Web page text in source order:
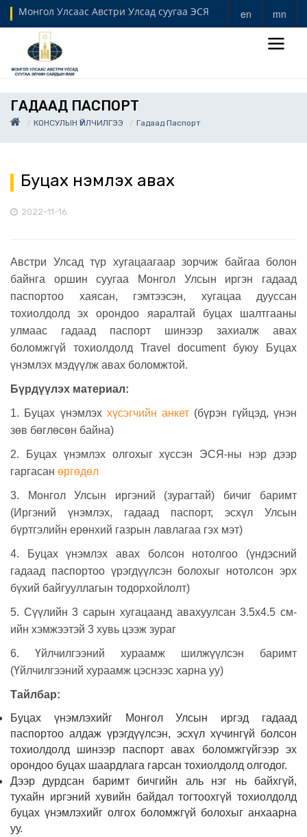
Монгол Улсаас Австри Улсад суугаа ЭСЯ en mn
ГАДААД ПАСПОРТ
КОНСУЛЫН ҮЙЛЧИЛГЭЭ Гадаад Паспорт
Буцах үнэмлэх авах
2022-11-16
Австри Улсад түр хугацаагаар зорчиж байгаа болон
байнга оршин суугаа Монгол Улсын иргэн гадаад
паспортоо хаясан, гэмтээсэн, хугацаа дууссан
тохиолдолд эх орондоо яаралтай буцах шалтгааны
улмаас гадаад паспорт шинээр захиалж авах
боломжгүй тохиолдолд Travel document буюу Буцах
үнэмлэх мэдүүлж авах боломжтой.
Бүрдүүлэх материал:
1. Буцах үнэмлэх хүсэгчийн анкет (бүрэн гүйцэд, үнэн
зөв бөглөсөн байна)
2. Буцах үнэмлэх олгохыг хүссэн ЭСЯ-ны нэр дээр
гаргасан өргөдөл
3. Монгол Улсын иргэний (зурагтай) бичиг баримт
(Иргэний үнэмлэх, гадаад паспорт, эсхүл Улсын
бүртгэлийн ерөнхий газрын лавлагаа гэх мэт)
4. Буцах үнэмлэх авах болсон нотолгоо (үндэсний
гадаад паспортоо үрэгдүүлсэн болохыг нотолсон эрх
бүхий байгууллагын тодорхойлолт)
5. Сүүлийн 3 сарын хугацаанд авахуулсан 3.5х4.5 см-
ийн хэмжээтэй 3 хувь цээж зураг
6. Үйлчилгээний хураамж шилжүүлсэн баримт
(Үйлчилгээний хураамж цэснээс харна уу)
Тайлбар:
Буцах үнэмлэхийг Монгол Улсын иргэд гадаад
паспортоо алдаж үрэгдүүлсэн, эсхүл хүчингүй болсон
тохиолдолд шинээр паспорт авах боломжгүйгээр эх
орондоо буцах шаардлага гарсан тохиолдолд олгодог.
Дээр дурдсан баримт бичгийн аль нэг нь байхгүй,
тухайн иргэний хувийн байдал тогтоохгүй тохиолдолд
буцах үнэмлэхийг олгох боломжгүй болохыг анхаарна
уу.